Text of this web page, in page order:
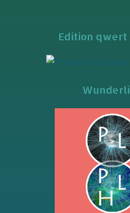
Edition qwert